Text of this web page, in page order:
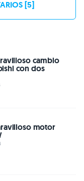
[5]
cambio
con dos
motor